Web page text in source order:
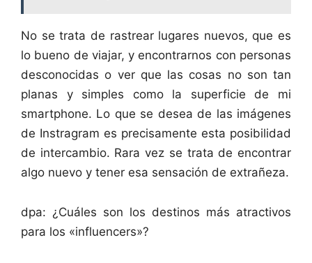
No se trata de rastrear lugares nuevos, que es
lo bueno de viajar, y encontrarnos con personas
desconocidas o ver que las cosas no son tan
planas y simples como la superficie de mi
smartphone. Lo que se desea de las imágenes
de Instragram es precisamente esta posibilidad
de intercambio. Rara vez se trata de encontrar
algo nuevo y tener esa sensación de extrañeza.
dpa: ¿Cuáles son los destinos más atractivos
para los «influencers»?